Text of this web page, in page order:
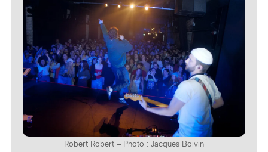
Robert Robert – Photo : Jacques Boivin